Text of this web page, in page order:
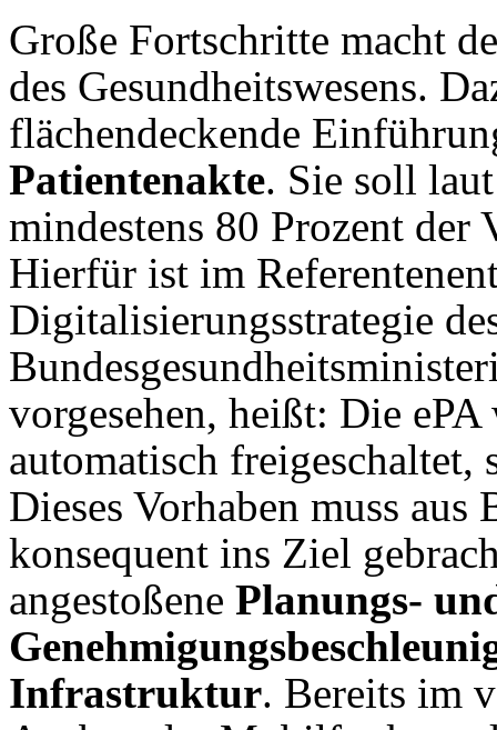
Große Fortschritte macht
des Gesundheitswesens.
flächendeckende
Patientenakte. Sie soll
mindestens 80 Prozent der
Hierfür ist im
Digitalisierungsstrategie
vorgesehen, heißt: Die
automatisch freigeschaltet,
Dieses Vorhaben muss
konsequent ins Ziel
angestoßene Planungs-
Infrastruktur. Bereits im